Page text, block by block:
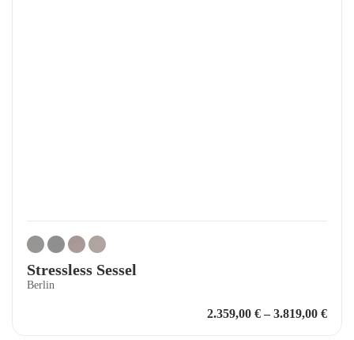
Stressless Sessel
Berlin
2.359,00 € – 3.819,00 €